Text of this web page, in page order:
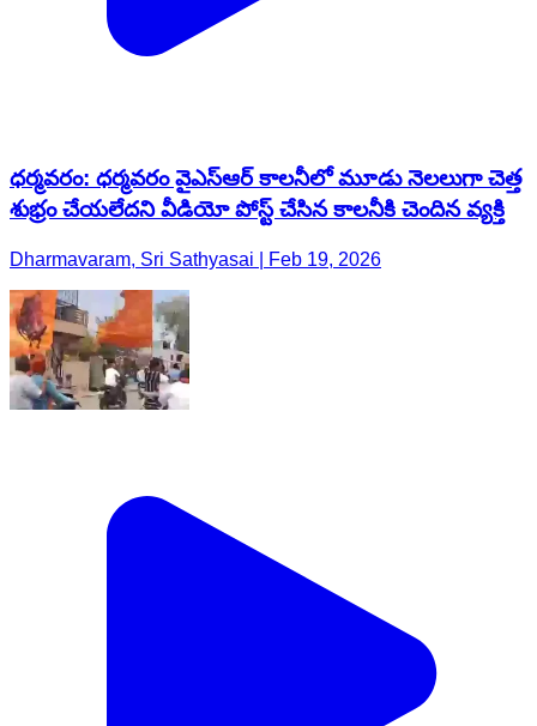
ధర్మవరం: ధర్మవరం వైఎస్ఆర్ కాలనీలో మూడు నెలలుగా చెత్త
శుభ్రం చేయలేదని వీడియో పోస్ట్ చేసిన కాలనీకి చెందిన వ్యక్తి
Dharmavaram, Sri Sathyasai | Feb 19, 2026